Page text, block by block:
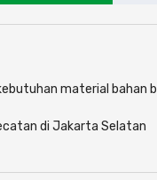
material
di Jakarta Selatan